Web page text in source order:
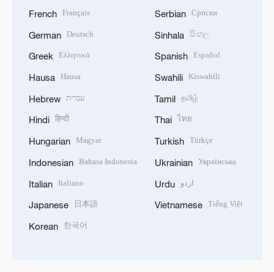
French Français
German Deutsch
Greek Ελληνικά
Hausa Hausa
Hebrew עברית
Hindi हिन्दी
Hungarian Magyar
Indonesian Bahasa Indonesia
Italian Italiano
Japanese 日本語
Korean 한국어
Serbian Српски
Sinhala සිංහල
Spanish Español
Swahili Kiswahili
Tamil தமிழ்
Thai ไทย
Turkish Türkçe
Ukrainian Українська
Urdu اردو
Vietnamese Tiếng Việt